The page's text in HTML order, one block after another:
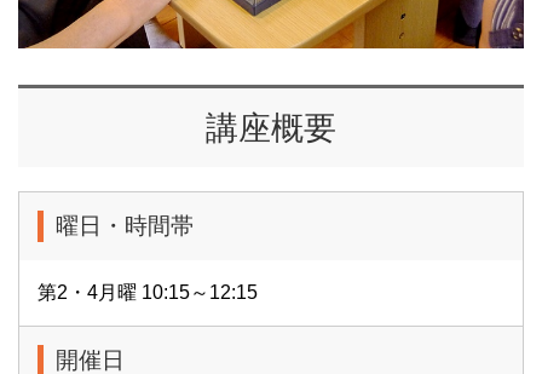
講座概要
曜日・時間帯
第2・4月曜 10:15～12:15
開催日